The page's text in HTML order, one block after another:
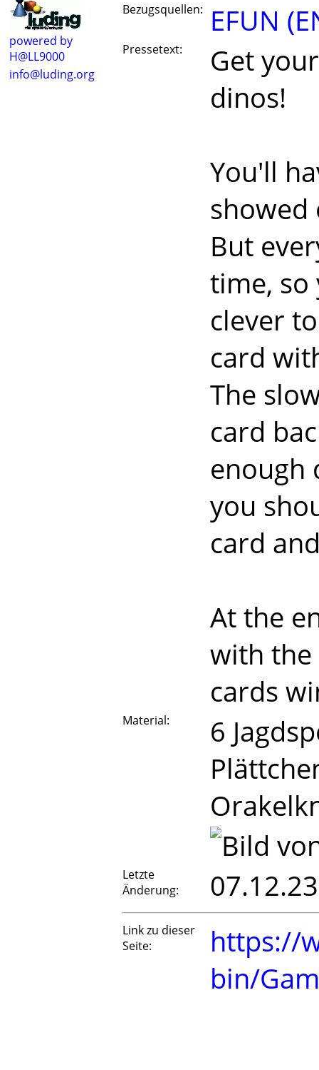
powered by
H@LL9000
info@luding.org
Bezugsquellen: EFUN
Pressetext:
Get
dinos!
You'll
showed
But
time, so
clever
card
The
card
enough
you
card
At the
with the
cards
Material:
6
Letzte
Änderung:
07.12.23
Link zu dieser
Seite:
https://
bin/